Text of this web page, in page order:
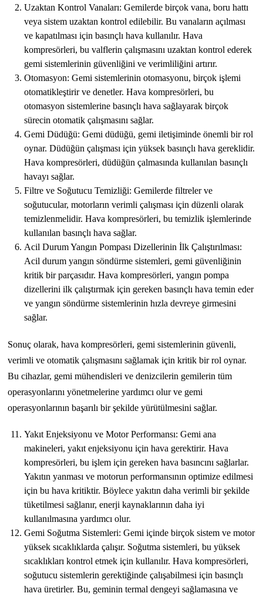
Uzaktan Kontrol Vanaları: Gemilerde birçok vana, boru hattı
veya sistem uzaktan kontrol edilebilir. Bu vanaların açılması
ve kapatılması için basınçlı hava kullanılır. Hava
kompresörleri, bu valflerin çalışmasını uzaktan kontrol ederek
gemi sistemlerinin güvenliğini ve verimliliğini artırır.
Otomasyon: Gemi sistemlerinin otomasyonu, birçok işlemi
otomatikleştirir ve denetler. Hava kompresörleri, bu
otomasyon sistemlerine basınçlı hava sağlayarak birçok
sürecin otomatik çalışmasını sağlar.
Gemi Düdüğü: Gemi düdüğü, gemi iletişiminde önemli bir rol
oynar. Düdüğün çalışması için yüksek basınçlı hava gereklidir.
Hava kompresörleri, düdüğün çalmasında kullanılan basınçlı
havayı sağlar.
Filtre ve Soğutucu Temizliği: Gemilerde filtreler ve
soğutucular, motorların verimli çalışması için düzenli olarak
temizlenmelidir. Hava kompresörleri, bu temizlik işlemlerinde
kullanılan basınçlı hava sağlar.
Acil Durum Yangın Pompası Dizellerinin İlk Çalıştırılması:
Acil durum yangın söndürme sistemleri, gemi güvenliğinin
kritik bir parçasıdır. Hava kompresörleri, yangın pompa
dizellerini ilk çalıştırmak için gereken basınçlı hava temin eder
ve yangın söndürme sistemlerinin hızla devreye girmesini
sağlar.
Sonuç olarak, hava kompresörleri, gemi sistemlerinin güvenli,
verimli ve otomatik çalışmasını sağlamak için kritik bir rol oynar.
Bu cihazlar, gemi mühendisleri ve denizcilerin gemilerin tüm
operasyonlarını yönetmelerine yardımcı olur ve gemi
operasyonlarının başarılı bir şekilde yürütülmesini sağlar.
Yakıt Enjeksiyonu ve Motor Performansı: Gemi ana
makineleri, yakıt enjeksiyonu için hava gerektirir. Hava
kompresörleri, bu işlem için gereken hava basıncını sağlarlar.
Yakıtın yanması ve motorun performansının optimize edilmesi
için bu hava kritiktir. Böylece yakıtın daha verimli bir şekilde
tüketilmesi sağlanır, enerji kaynaklarının daha iyi
kullanılmasına yardımcı olur.
Gemi Soğutma Sistemleri: Gemi içinde birçok sistem ve motor
yüksek sıcaklıklarda çalışır. Soğutma sistemleri, bu yüksek
sıcaklıkları kontrol etmek için kullanılır. Hava kompresörleri,
soğutucu sistemlerin gerektiğinde çalışabilmesi için basınçlı
hava üretirler. Bu, geminin termal dengeyi sağlamasına ve